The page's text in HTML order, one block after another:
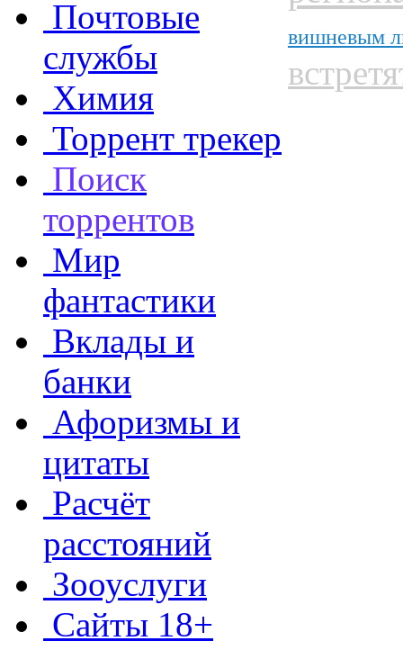
Почтовые
службы
Химия
Торрент трекер
Поиск
торрентов
Мир
фантастики
Вклады и
банки
Афоризмы и
цитаты
Расчёт
расстояний
Зооуслуги
Сайты 18+
вишневым